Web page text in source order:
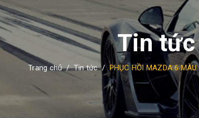
Tin tức
Trang chủ / Tin tức / PHỤC HỒI MAZDA 6